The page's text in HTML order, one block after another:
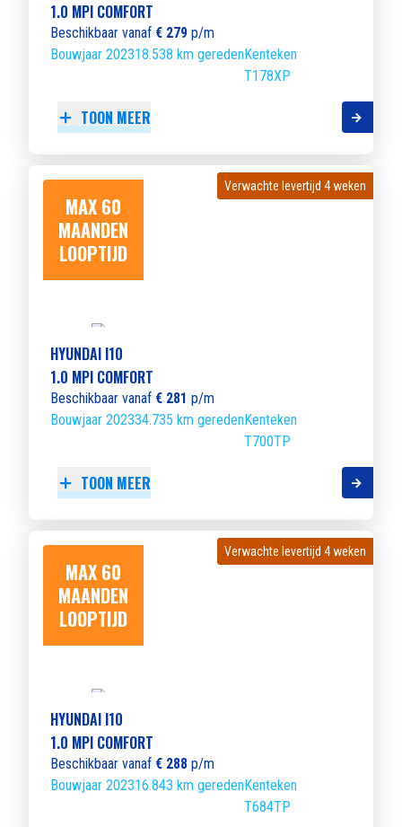
1.0 MPI COMFORT
Beschikbaar vanaf € 279 p/m
Bouwjaar 202318.538 km geredenKenteken
T178XP
TOON MEER
MAX 60
MAANDEN
LOOPTIJD
Verwachte levertijd 4 weken
Verwachte levertijd 4 weken
HYUNDAI I10
1.0 MPI COMFORT
Beschikbaar vanaf € 281 p/m
Bouwjaar 202334.735 km geredenKenteken
T700TP
TOON MEER
MAX 60
MAANDEN
LOOPTIJD
Verwachte levertijd 4 weken
Verwachte levertijd 4 weken
HYUNDAI I10
1.0 MPI COMFORT
Beschikbaar vanaf € 288 p/m
Bouwjaar 202316.843 km geredenKenteken
T684TP